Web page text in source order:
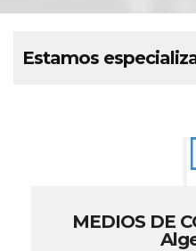
Estamos
MEDIOS DE